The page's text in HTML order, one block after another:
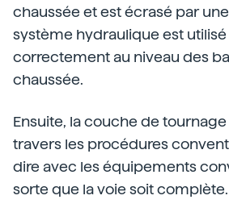
chaussée et est écrasé par
système hydraulique est
correctement au niveau des
chaussée.
Ensuite, la couche de
travers les procédures
dire avec les équipements
sorte que la voie soit complète.